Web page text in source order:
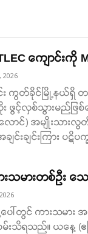
ကျောင်းကို
2026
င်း ကွတ်ခိုင်မြို့နယ်ရှိ
း ဖွင့်လှစ်သွားမည်ဖြ
ောင်) အမျိုးသားလွ
င်းချင်းကြား ပဋိ
ားသမားတစ်ဉီး
ြို့ပေါ်တွင် ကားသ
မ်းသိရသည်။ ယနေ့ (